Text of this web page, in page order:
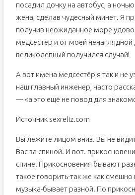
посадил дочку на автобус, а
жена, сделав чудесный минет. Я
получив неожиданное море
медсестёр и от моей
великолепный получился случай!
А вот имена медсестёр я так и не
наш главный инженер, часто
— «а это ещё не повод для
Источник sexreliz.com
Вы лежите лицом вниз. Вы не
Вас за спиной. И вот.
спине. Прикосновения бывают
такое говорить-так же как смешно
музыка-бывает разной. По